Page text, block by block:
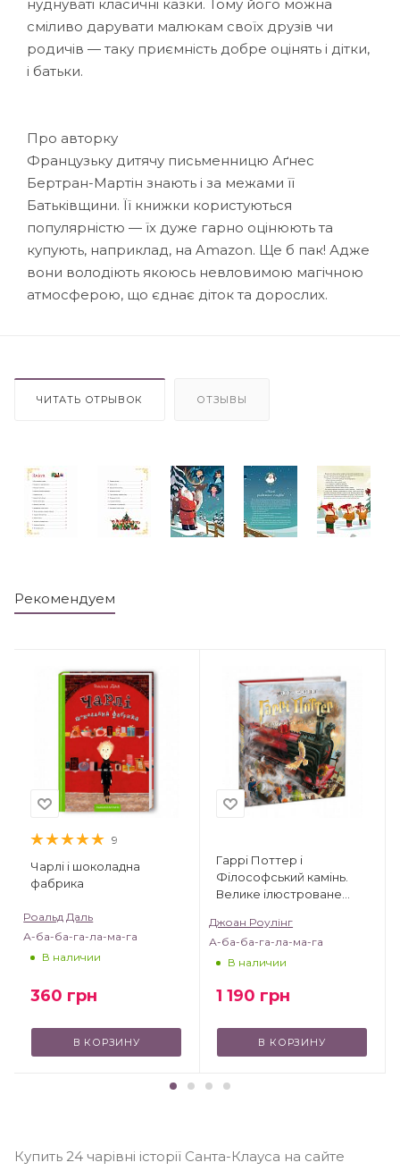
нуднуваті класичні казки. Тому його можна
сміливо дарувати малюкам своїх друзів чи
родичів — таку приємність добре оцінять і дітки,
і батьки.
Про авторку
Французьку дитячу письменницю Аґнес
Бертран-Мартін знають і за межами її
Батьківщини. Її книжки користуються
популярністю — їх дуже гарно оцінюють та
купують, наприклад, на Amazon. Ще б пак! Адже
вони володіють якоюсь невловимою магічною
атмосферою, що єднає діток та дорослих.
ЧИТАТЬ ОТРЫВОК ОТЗЫВЫ
Рекомендуем
9
Чарлі і шоколадна
фабрика
Роальд Даль
А-ба-ба-га-ла-ма-га
В наличии
360 грн
В КОРЗИНУ
Гаррі Поттер і
Філософський камінь.
Велике ілюстроване
Джоан Роулінг
А-ба-ба-га-ла-ма-га
В наличии
1 190 грн
В КОРЗИНУ
Купить 24 чарівні історії Санта-Клауса на сайте